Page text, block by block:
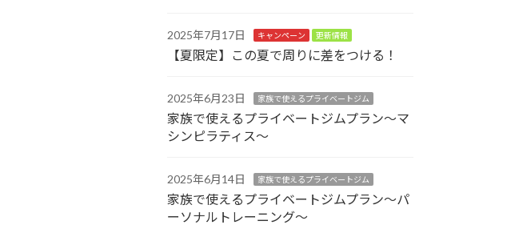
2025年7月17日 キャンペーン 更新情報
【夏限定】この夏で周りに差をつける！
2025年6月23日 家族で使えるプライベートジム
家族で使えるプライベートジムプラン～マ
シンピラティス～
2025年6月14日 家族で使えるプライベートジム
家族で使えるプライベートジムプラン～パ
ーソナルトレーニング～